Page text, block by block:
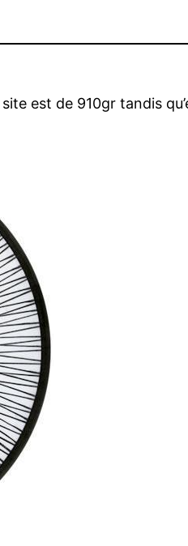
est de 910gr tandis